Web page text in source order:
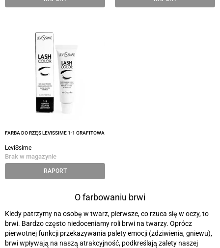
FARBA DO RZĘS LEVISSIME 1-1 GRAFITOWA
LeviSsime
Brak w magazynie
RAPORT
O farbowaniu brwi
Kiedy patrzymy na osobę w twarz, pierwsze, co rzuca się w oczy, to
brwi. Bardzo często niedoceniamy roli brwi na twarzy. Oprócz
pierwotnej funkcji przekazywania palety emocji (zdziwienia, gniewu),
brwi wpływają na naszą atrakcyjność, podkreślają zalety naszej